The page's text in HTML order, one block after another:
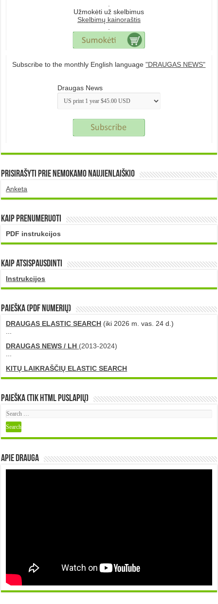
Užmokėti už skelbimus
Skelbimų kainoraštis
Subscribe to the monthly English language"DRAUGAS NEWS"
Draugas News
Prisirašyti prie nemokamo naujienlaiškio
Anketa
Kaip prenumeruoti
PDF instrukcijos
Kaip atsispausdinti
Instrukcijos
PAIEŠKA (PDF numerių)
DRAUGAS ELASTIC SEARCH (iki 2026 m. vas. 24 d.)
DRAUGAS NEWS / LH (2013-2024)
KITŲ LAIKRAŠČIŲ ELASTIC SEARCH
Paieška (tik HTML puslapių)
Apie DRAUGA